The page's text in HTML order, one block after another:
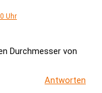
Uhr
Durchmesser von
Antworten